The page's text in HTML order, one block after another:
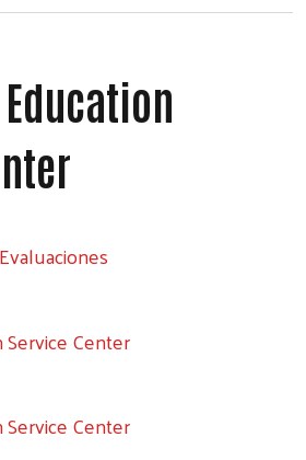
Center
Center